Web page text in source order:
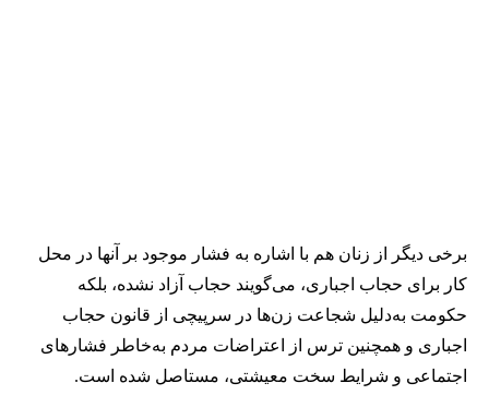
برخی دیگر از زنان هم با اشاره به فشار موجود بر آنها در محل
کار برای حجاب اجباری، می‌گویند حجاب آزاد نشده، بلکه
حکومت به‌دلیل شجاعت زن‌ها در سرپیچی از قانون حجاب
اجباری و همچنین ترس از اعتراضات مردم به‌خاطر فشارهای
اجتماعی و شرایط سخت معیشتی، مستاصل شده است.